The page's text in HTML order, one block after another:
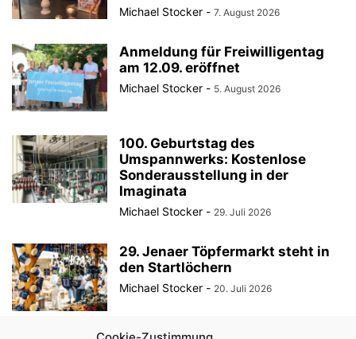
Michael Stocker - 7. August 2026
Anmeldung für Freiwilligentag
am 12.09. eröffnet
Michael Stocker - 5. August 2026
100. Geburtstag des
Umspannwerks: Kostenlose
Sonderausstellung in der
Imaginata
Michael Stocker - 29. Juli 2026
29. Jenaer Töpfermarkt steht in
den Startlöchern
Michael Stocker - 20. Juli 2026